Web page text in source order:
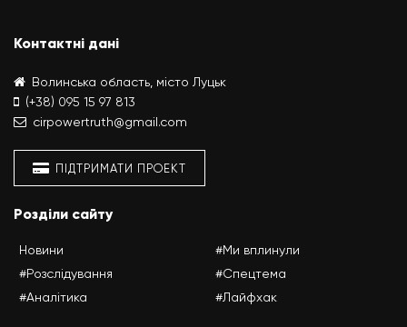
Контактні дані
Волинська область, місто Луцьк
(+38) 095 15 97 813
cirpowertruth@gmail.com
ПІДТРИМАТИ ПРОЕКТ
Розділи сайту
Новини
#Розслідування
#Аналітика
#Ми вплинули
#Спецтема
#Лайфхак